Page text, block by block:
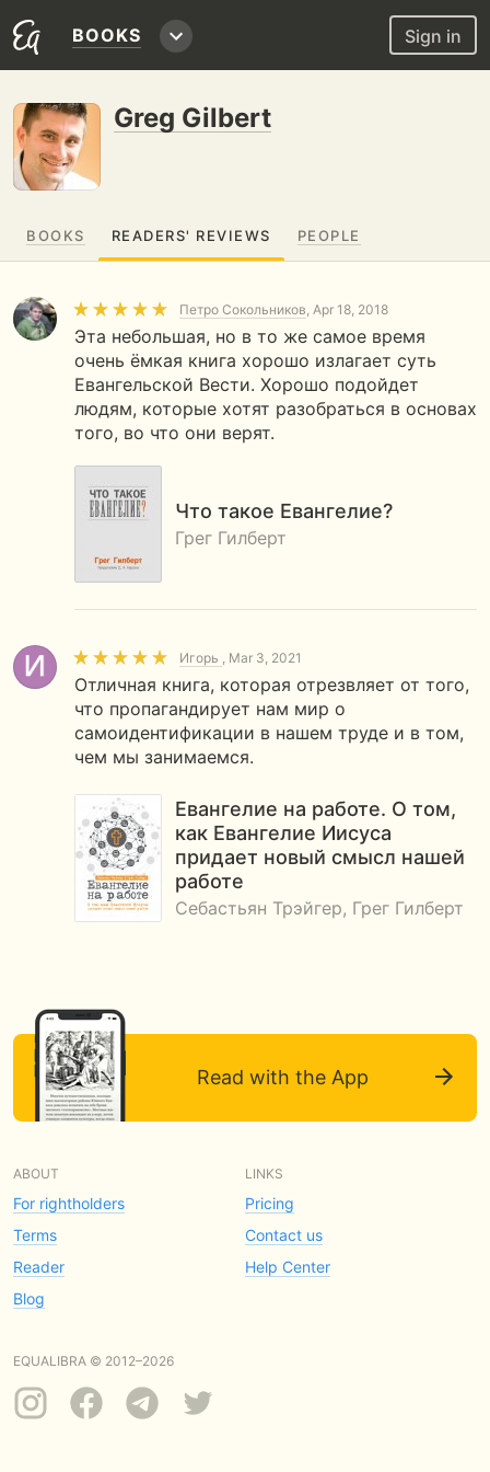
BOOKS Sign in
Greg Gilbert
BOOKS READERS' REVIEWS PEOPLE
Петро Сокольников, Apr 18, 2018
Эта небольшая, но в то же самое время
очень ёмкая книга хорошо излагает суть
Евангельской Вести. Хорошо подойдет
людям, которые хотят разобраться в основах
того, во что они верят.
Что такое Евангелие?
Грег Гилберт
Игорь , Mar 3, 2021
Отличная книга, которая отрезвляет от того,
что пропагандирует нам мир о
самоидентификации в нашем труде и в том,
чем мы занимаемся.
Евангелие на работе. О том,
как Евангелие Иисуса
придает новый смысл нашей
работе
Себастьян Трэйгер, Грег Гилберт
Read with the App
ABOUT
For rightholders
Terms
Reader
Blog
LINKS
Pricing
Contact us
Help Center
EQUALIBRA © 2012–2026